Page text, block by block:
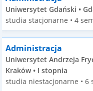
Uniwersytet Gdański •
studia stacjonarne • 4
Administracja
Uniwersytet Andrzeja
Kraków • I stopnia
studia niestacjonarne • 6